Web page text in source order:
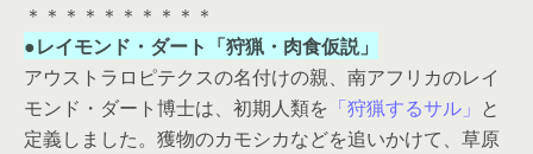
＊＊＊＊＊＊＊＊＊＊
●レイモンド・ダート「狩猟・肉食仮説」
アウストラロピテクスの名付けの親、南アフリカのレイ
モンド・ダート博士は、初期人類を 「狩猟するサル」 と
定義しました。獲物のカモシカなどを追いかけて、草原